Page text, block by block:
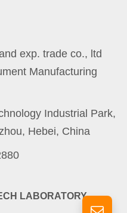
exp. trade co., ltd
Manufacturing
Industrial Park,
Hebei, China
LABORATORY